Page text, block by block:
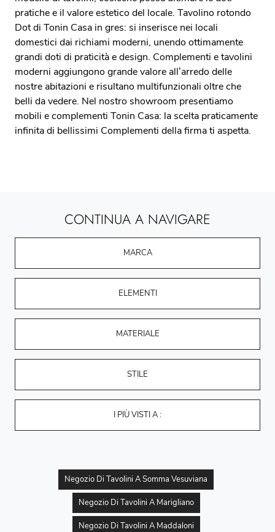
pratiche e il valore estetico del locale. Tavolino rotondo
Dot di Tonin Casa in gres: si inserisce nei locali
domestici dai richiami moderni, unendo ottimamente
grandi doti di praticità e design. Complementi e tavolini
moderni aggiungono grande valore all’arredo delle
nostre abitazioni e risultano multifunzionali oltre che
belli da vedere. Nel nostro showroom presentiamo
mobili e complementi Tonin Casa: la scelta praticamente
infinita di bellissimi Complementi della firma ti aspetta.
CONTINUA A NAVIGARE
MARCA
ELEMENTI
MATERIALE
STILE
I PIÙ VISTI A :
Negozio Di Tavolini A Somma Vesuviana
Negozio Di Tavolini A Marigliano
Negozio Di Tavolini A Maddaloni